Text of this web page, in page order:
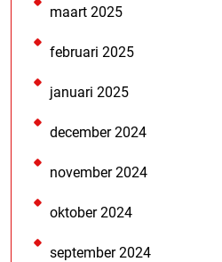
maart 2025
februari 2025
januari 2025
december 2024
november 2024
oktober 2024
september 2024